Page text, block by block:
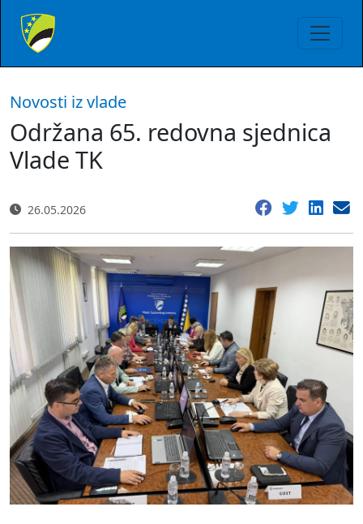
Novosti iz vlade
Održana 65. redovna sjednica
Vlade TK
26.05.2026